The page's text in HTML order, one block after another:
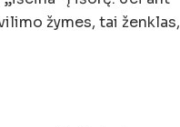
žymes, tai ženklas,